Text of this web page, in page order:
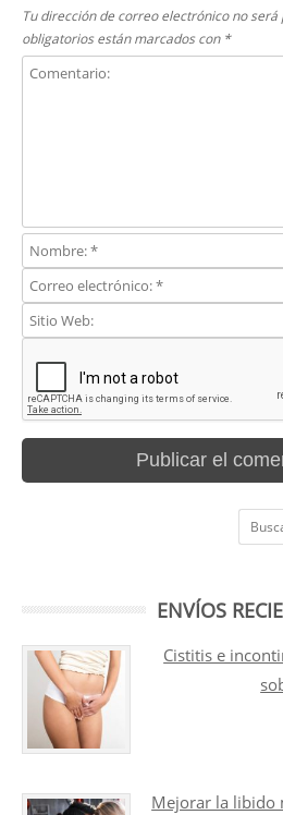
Tu dirección de correo electrónico no será
obligatorios están marcados con *
ENVÍOS
Cistitis e
Mejorar la libido